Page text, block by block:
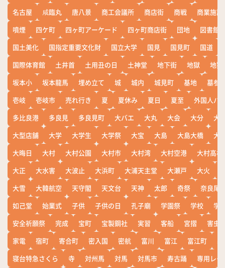
名古屋
咸臨丸 唐八景 商工会議所 商店街 商戦
商業施設
噴煙
四ケ町 四ヶ町アーケード 四ヶ町商店街 団地
図書館
国土美化
国指定重要文化財 国立大学 国見 国見町 国道
国際体育館
土井首 土用丑の日 土神堂 地下街 地獄
地獄
坂本小
坂本龍馬 埋め立て 城 城内 城見町 基地
墓参
壱岐
壱岐市 売れ行き 夏 夏休み 夏日 夏至
外国人バ
多比良港
多良見 多良見町 大バエ 大丸 大会 大分
大
大型店舗
大学 大学生 大学祭 大宝 大島 大島大橋
大
大晦日
大村 大村公園 大村市 大村湾 大村空港
大村高校
大正
大水害 大波止 大浜町 大浦天主堂 大瀬戸 大火
大雪
大韓航空 天守閣 天文台 天神 太郎 奇祭
奈良尾
如己堂
始業式 子供 子供の日 孔子廟 学園祭 学校
学
安全祈願祭
完成 宝町 宝製鋼社 実習 客船 宮摺
害虫
家電
宿町 寄合町 密入国 密航 富川 富江 富江町
寝台特急さくら
寺 対州馬 対馬 対馬市 寿古踊 専用レー